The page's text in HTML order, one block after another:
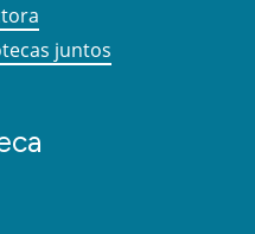
juntos